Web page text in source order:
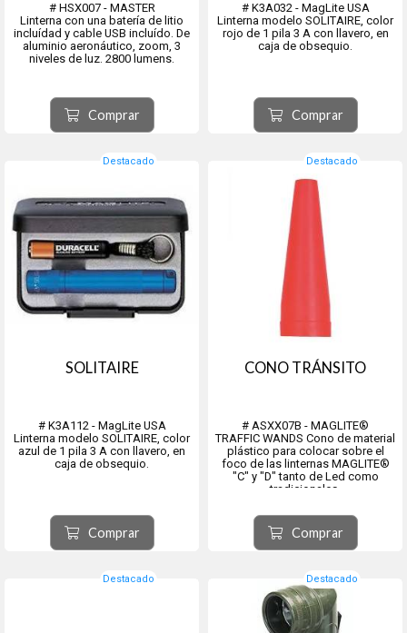
# HSX007 - MASTER
Linterna con una batería de litio
incluídad y cable USB incluído. De
aluminio aeronáutico, zoom, 3
niveles de luz. 2800 lumens.
Comprar
# K3A032 - MagLite USA
Linterna modelo SOLITAIRE, color
rojo de 1 pila 3 A con llavero, en
caja de obsequio.
Comprar
Destacado
SOLITAIRE
# K3A112 - MagLite USA
Linterna modelo SOLITAIRE, color
azul de 1 pila 3 A con llavero, en
caja de obsequio.
Comprar
Destacado
CONO TRÁNSITO
# ASXX07B - MAGLITE®
TRAFFIC WANDS Cono de material
plástico para colocar sobre el
foco de las linternas MAGLITE®
"C" y "D" tanto de Led como
tradicionales.
control de tránsito.
Comprar
Destacado Destacado